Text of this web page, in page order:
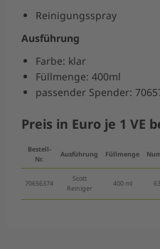
Reinigungsspray
Ausführung
Farbe: klar
Füllmenge: 400ml
passender Spender:
Preis in Euro je 1 VE
Bestell-
Nr.
Ausführung Füllmenge
70656374
Scott
Reiniger
400 ml